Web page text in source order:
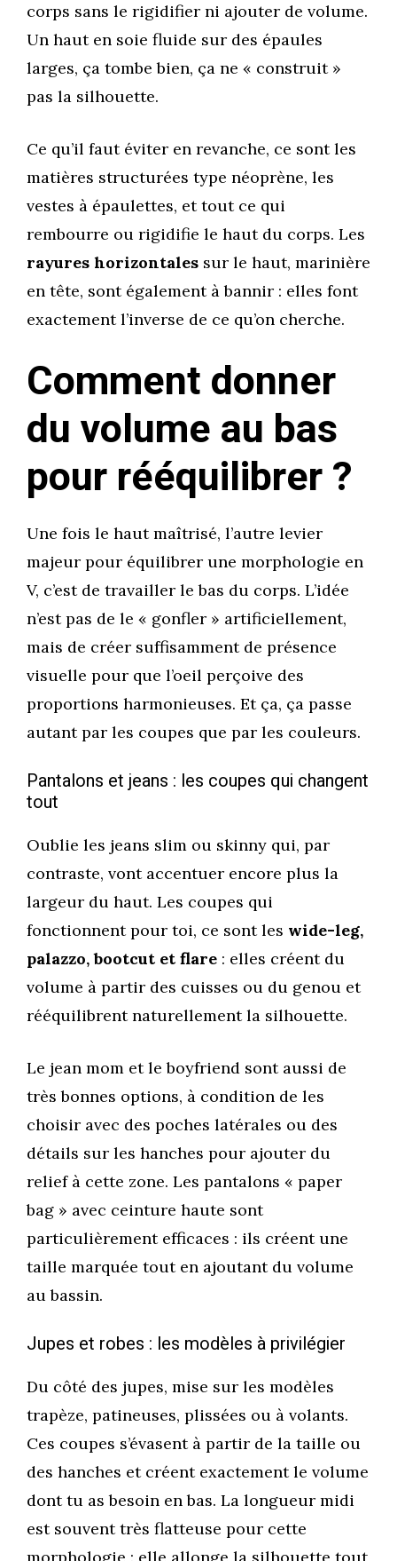
corps sans le rigidifier ni ajouter de volume.
Un haut en soie fluide sur des épaules
larges, ça tombe bien, ça ne « construit »
pas la silhouette.
Ce qu’il faut éviter en revanche, ce sont les
matières structurées type néoprène, les
vestes à épaulettes, et tout ce qui
rembourre ou rigidifie le haut du corps. Les
rayures horizontales sur le haut, marinière
en tête, sont également à bannir : elles font
exactement l’inverse de ce qu’on cherche.
Comment donner
du volume au bas
pour rééquilibrer ?
Une fois le haut maîtrisé, l’autre levier
majeur pour équilibrer une morphologie en
V, c’est de travailler le bas du corps. L’idée
n’est pas de le « gonfler » artificiellement,
mais de créer suffisamment de présence
visuelle pour que l’oeil perçoive des
proportions harmonieuses. Et ça, ça passe
autant par les coupes que par les couleurs.
Pantalons et jeans : les coupes qui changent
tout
Oublie les jeans slim ou skinny qui, par
contraste, vont accentuer encore plus la
largeur du haut. Les coupes qui
fonctionnent pour toi, ce sont les wide-leg,
palazzo, bootcut et flare : elles créent du
volume à partir des cuisses ou du genou et
rééquilibrent naturellement la silhouette.
Le jean mom et le boyfriend sont aussi de
très bonnes options, à condition de les
choisir avec des poches latérales ou des
détails sur les hanches pour ajouter du
relief à cette zone. Les pantalons « paper
bag » avec ceinture haute sont
particulièrement efficaces : ils créent une
taille marquée tout en ajoutant du volume
au bassin.
Jupes et robes : les modèles à privilégier
Du côté des jupes, mise sur les modèles
trapèze, patineuses, plissées ou à volants.
Ces coupes s’évasent à partir de la taille ou
des hanches et créent exactement le volume
dont tu as besoin en bas. La longueur midi
est souvent très flatteuse pour cette